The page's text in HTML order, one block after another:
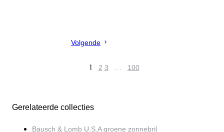
Volgende
1 2 3 … 100
Gerelateerde collecties
Bausch & Lomb U.S.A groene zonnebril